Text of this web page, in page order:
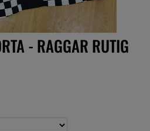
- RAGGAR RUTIG